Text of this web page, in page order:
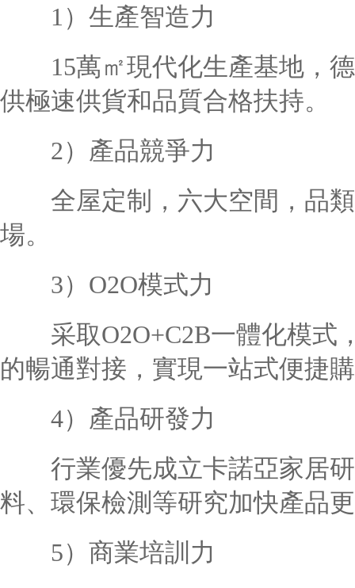
1）生產智造力
15萬㎡現代化生產基地，德
供極速供貨和品質合格扶持。
2）產品競爭力
全屋定制，六大空間，品類
場。
3）O2O模式力
采取O2O+C2B一體化模式
的暢通對接，實現一站式便捷
4）產品研發力
行業優先成立卡諾亞家居研
料、環保檢測等研究加快產品
5）商業培訓力